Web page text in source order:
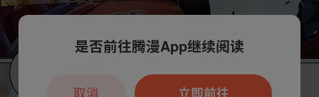
是否前往腾漫App继续阅读
立即前往
取消